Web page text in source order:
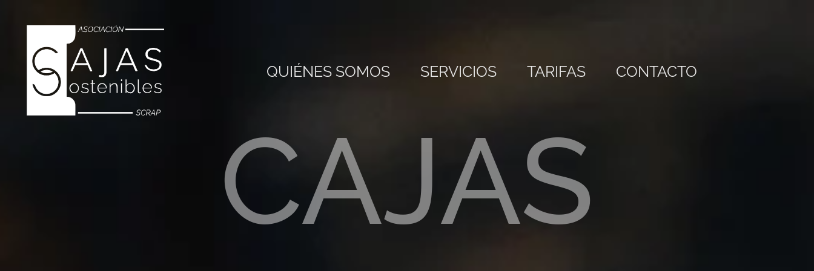
QUIÉNES SOMOS SERVICIOS TARIFAS CONTACTO
CAJAS